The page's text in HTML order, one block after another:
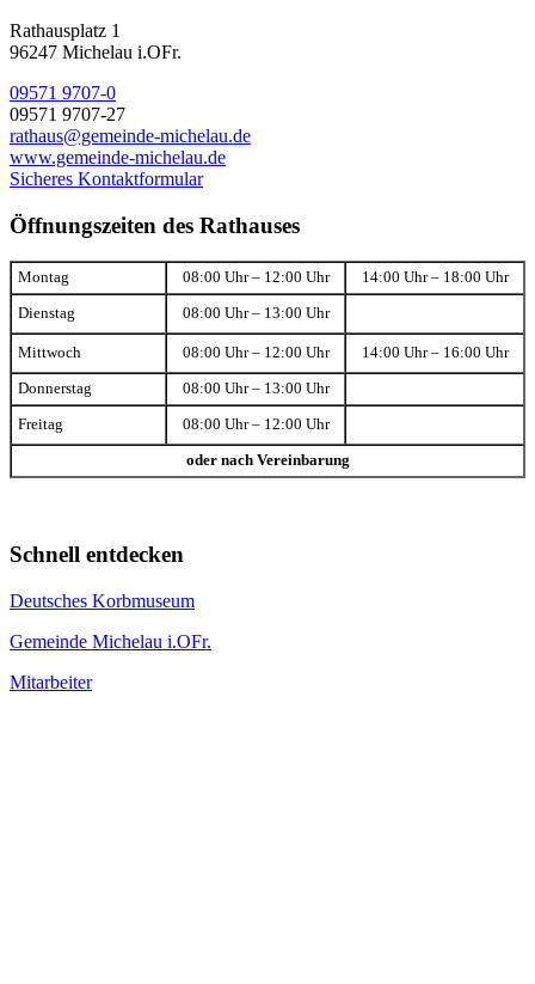
Rathausplatz 1
96247 Michelau i.OFr.
09571 9707-0
09571 9707-27
rathaus@gemeinde-michelau.de
www.gemeinde-michelau.de
Sicheres Kontaktformular
Öffnungszeiten des Rathauses
Montag 08:00 Uhr – 12:00 Uhr 14:00 Uhr – 18:00 Uhr
Dienstag 08:00 Uhr – 13:00 Uhr
Mittwoch 08:00 Uhr – 12:00 Uhr 14:00 Uhr – 16:00 Uhr
Donnerstag 08:00 Uhr – 13:00 Uhr
Freitag 08:00 Uhr – 12:00 Uhr
oder nach Vereinbarung
Schnell entdecken
Deutsches Korbmuseum
Gemeinde Michelau i.OFr.
Mitarbeiter